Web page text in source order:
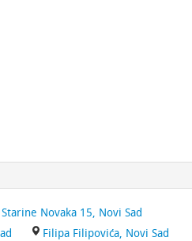
Starine Novaka 15, Novi Sad
Filipa Filipovića, Novi Sad